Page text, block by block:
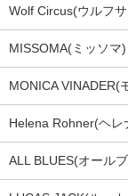
Wolf Circus(ウルフ
MISSOMA(ミッソマ)
MONICA VINADER(
Helena Rohner(ヘレ
ALL BLUES(オール